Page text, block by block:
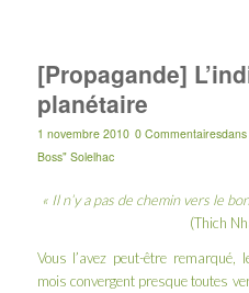
[Propagande]
planétaire
1 novembre 2010 0 Commentairesdans
Boss" Solelhac
« Il n’y a pas de chemin vers le
(Thich
Vous l’avez peut-être
mois convergent presque toutes